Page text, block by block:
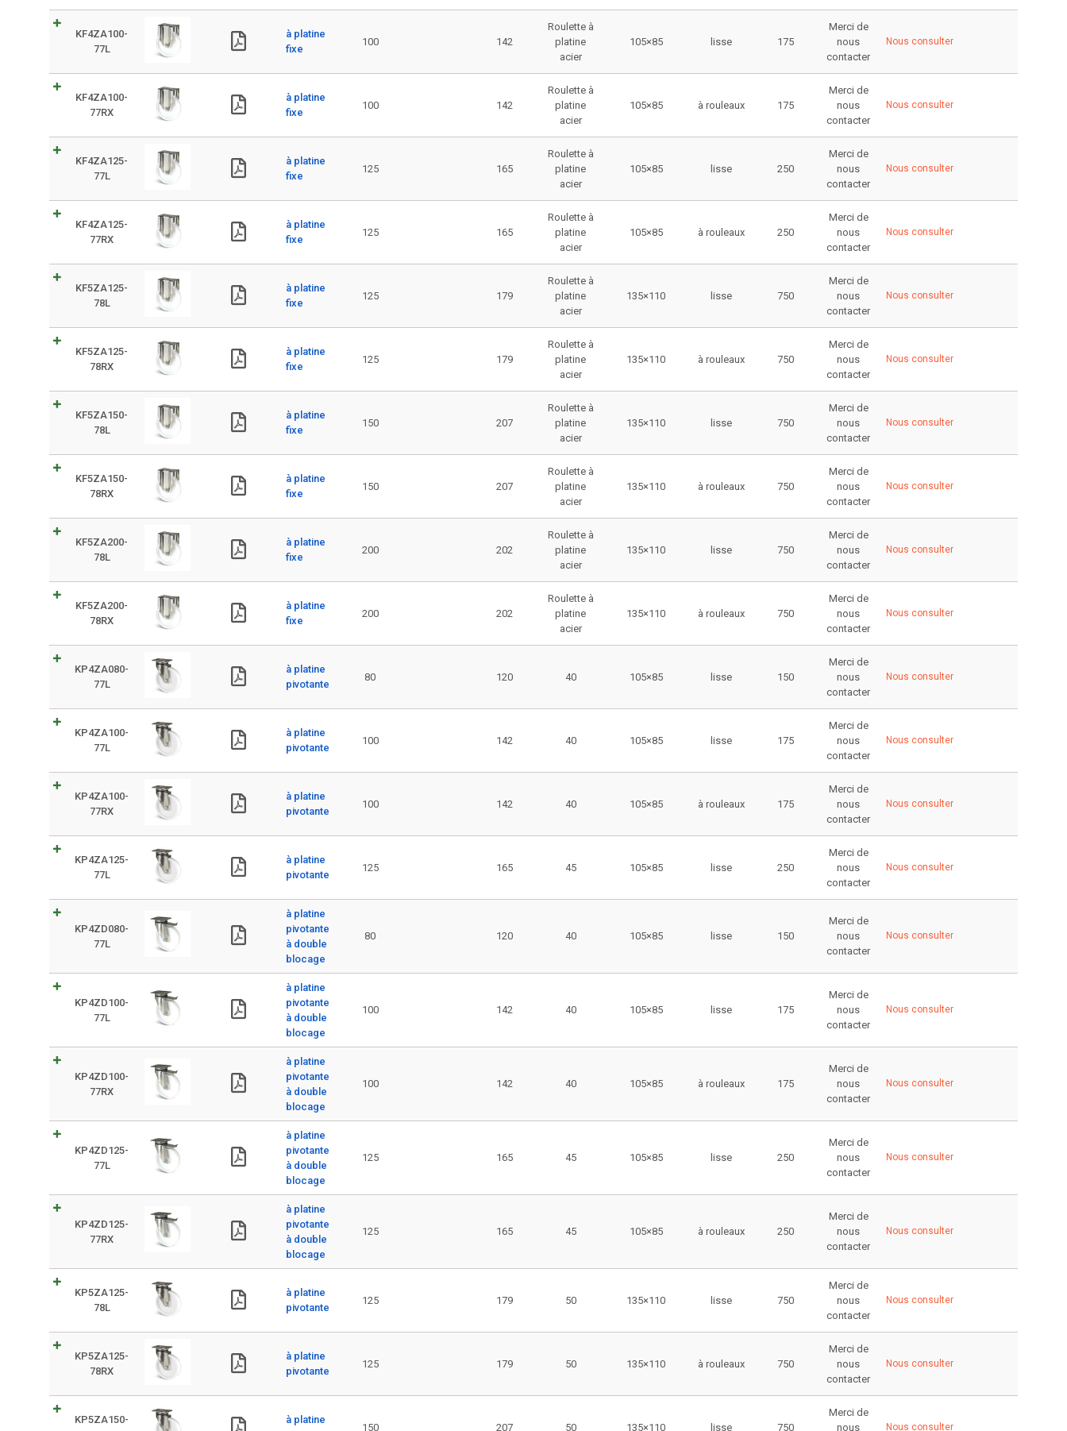
KF4ZA100-
77L
à platine
fixe
100 142
Roulette à
platine
acier
105×85 lisse 175
Merci de
nous
contacter
Nous consulter
KF4ZA100-
77RX
à platine
fixe
100 142
Roulette à
platine
acier
105×85 à rouleaux 175
Merci de
nous
contacter
Nous consulter
KF4ZA125-
77L
à platine
fixe
125 165
Roulette à
platine
acier
105×85 lisse 250
Merci de
nous
contacter
Nous consulter
KF4ZA125-
77RX
à platine
fixe
125 165
Roulette à
platine
acier
105×85 à rouleaux 250
Merci de
nous
contacter
Nous consulter
KF5ZA125-
78L
à platine
fixe
125 179
Roulette à
platine
acier
135×110 lisse 750
Merci de
nous
contacter
Nous consulter
KF5ZA125-
78RX
à platine
fixe
125 179
Roulette à
platine
acier
135×110 à rouleaux 750
Merci de
nous
contacter
Nous consulter
KF5ZA150-
78L
à platine
fixe
150 207
Roulette à
platine
acier
135×110 lisse 750
Merci de
nous
contacter
Nous consulter
KF5ZA150-
78RX
à platine
fixe
150 207
Roulette à
platine
acier
135×110 à rouleaux 750
Merci de
nous
contacter
Nous consulter
KF5ZA200-
78L
à platine
fixe
200 202
Roulette à
platine
acier
135×110 lisse 750
Merci de
nous
contacter
Nous consulter
KF5ZA200-
78RX
à platine
fixe
200 202
Roulette à
platine
acier
135×110 à rouleaux 750
Merci de
nous
contacter
Nous consulter
KP4ZA080-
77L
à platine
pivotante
80 120 40 105×85 lisse 150
Merci de
nous
contacter
Nous consulter
KP4ZA100-
77L
à platine
pivotante
100 142 40 105×85 lisse 175
Merci de
nous
contacter
Nous consulter
KP4ZA100-
77RX
à platine
pivotante
100 142 40 105×85 à rouleaux 175
Merci de
nous
contacter
Nous consulter
KP4ZA125-
77L
à platine
pivotante
125 165 45 105×85 lisse 250
Merci de
nous
contacter
Nous consulter
KP4ZD080-
77L
à platine
pivotante
à double
blocage
80 120 40 105×85 lisse 150
Merci de
nous
contacter
Nous consulter
KP4ZD100-
77L
à platine
pivotante
à double
blocage
100 142 40 105×85 lisse 175
Merci de
nous
contacter
Nous consulter
KP4ZD100-
77RX
à platine
pivotante
à double
blocage
100 142 40 105×85 à rouleaux 175
Merci de
nous
contacter
Nous consulter
KP4ZD125-
77L
à platine
pivotante
à double
blocage
125 165 45 105×85 lisse 250
Merci de
nous
contacter
Nous consulter
KP4ZD125-
77RX
à platine
pivotante
à double
blocage
125 165 45 105×85 à rouleaux 250
Merci de
nous
contacter
Nous consulter
KP5ZA125-
78L
à platine
pivotante
125 179 50 135×110 lisse 750
Merci de
nous
contacter
Nous consulter
KP5ZA125-
78RX
à platine
pivotante
125 179 50 135×110 à rouleaux 750
Merci de
nous
contacter
Nous consulter
KP5ZA150-
à platine
150 207 50 135×110 lisse 750
Merci de
nous
Nous consulter